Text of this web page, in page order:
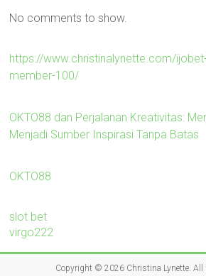
No comments to show.
https://www.christinalynette.com/
member-100/
OKTO88 dan Perjalanan Kreativitas:
Menjadi Sumber Inspirasi Tanpa Batas
OKTO88
slot bet
virgo222
Copyright © 2026 Christina Lynette. All